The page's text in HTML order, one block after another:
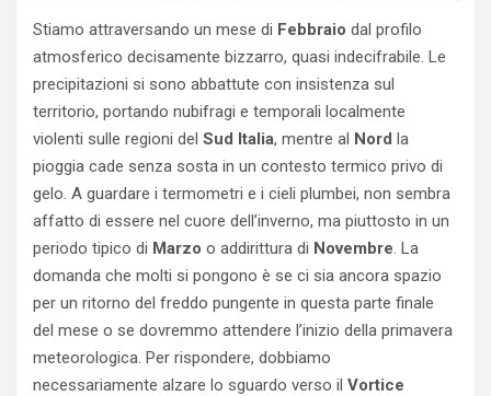
Stiamo attraversando un mese di Febbraio dal profilo
atmosferico decisamente bizzarro, quasi indecifrabile. Le
precipitazioni si sono abbattute con insistenza sul
territorio, portando nubifragi e temporali localmente
violenti sulle regioni del Sud Italia, mentre al Nord la
pioggia cade senza sosta in un contesto termico privo di
gelo. A guardare i termometri e i cieli plumbei, non sembra
affatto di essere nel cuore dell’inverno, ma piuttosto in un
periodo tipico di Marzo o addirittura di Novembre . La
domanda che molti si pongono è se ci sia ancora spazio
per un ritorno del freddo pungente in questa parte finale
del mese o se dovremmo attendere l’inizio della primavera
meteorologica. Per rispondere, dobbiamo
necessariamente alzare lo sguardo verso il Vortice